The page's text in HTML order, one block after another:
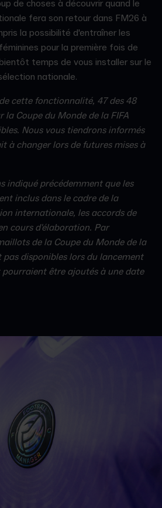
de choses à découvrir quand le
fera son retour dans FM26 à
la possibilité d'entraîner les
pour la première fois de
temps de vous installer sur le
nationale.
cette fonctionnalité, 47 des 48
Coupe du Monde de la FIFA
Nous vous tiendrons informés
à changer lors de futures mises à
indiqué précédemment que les
inclus dans le cadre de la
internationale, les accords de
cours d'élaboration. Par
de la Coupe du Monde de la
disponibles lors du lancement
être ajoutés à une date